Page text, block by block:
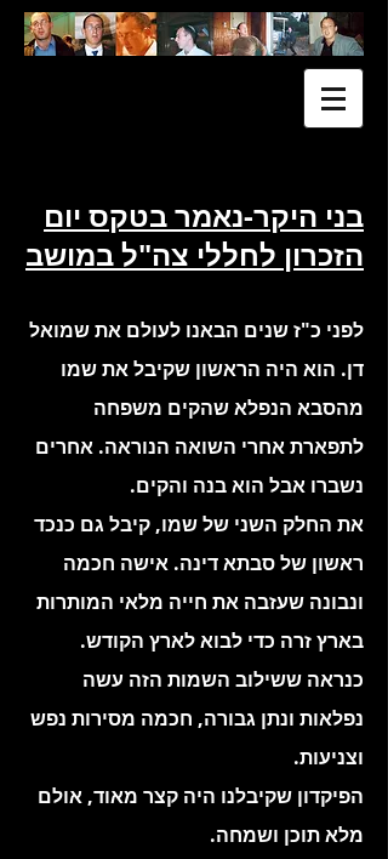
בני היקר-נאמר בטקס יום
הזכרון לחללי צה"ל במושב
לפני כ"ז שנים הבאנו לעולם את שמואל
דן. הוא היה הראשון שקיבל את שמו
מהסבא הנפלא שהקים משפחה
לתפארת אחרי השואה הנוראה. אחרים
נשברו אבל הוא בנה והקים.
את החלק השני של שמו, קיבל גם כנכד
ראשון של סבתא דינה. אישה חכמה
ונבונה שעזבה את חייה מלאי המותרות
בארץ זרה כדי לבוא לארץ הקודש.
כנראה ששילוב השמות הזה עשה
נפלאות ונתן גבורה, חכמה מסירות נפש
וצניעות.
הפיקדון שקיבלנו היה קצר מאוד, אולם
מלא תוכן ושמחה.